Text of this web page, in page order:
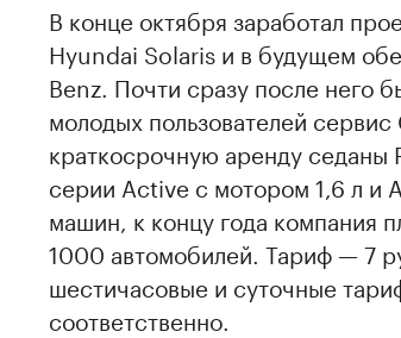
В конце октября заработал
Hyundai Solaris и в будущем
Benz. Почти сразу после него
молодых пользователей
краткосрочную аренду
серии Active с мотором 1,6 л и
машин, к концу года компания
1000 автомобилей. Тариф — 7
шестичасовые и суточные
соответственно.